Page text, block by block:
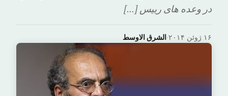
در وعده های رییس […]
الشرق الاوسط· ۱۶ ژوئن ۲۰۱۴